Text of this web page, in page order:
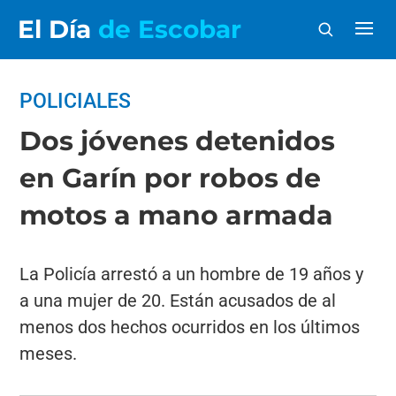
El Día de Escobar
POLICIALES
Dos jóvenes detenidos
en Garín por robos de
motos a mano armada
La Policía arrestó a un hombre de 19 años y
a una mujer de 20. Están acusados de al
menos dos hechos ocurridos en los últimos
meses.